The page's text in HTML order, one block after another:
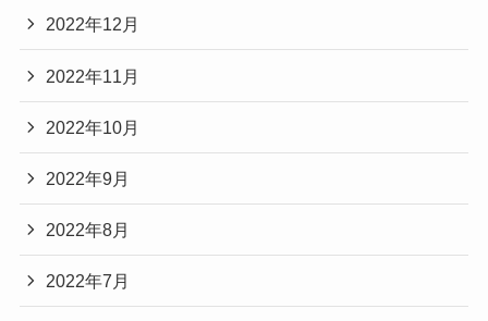
2022年12月
2022年11月
2022年10月
2022年9月
2022年8月
2022年7月